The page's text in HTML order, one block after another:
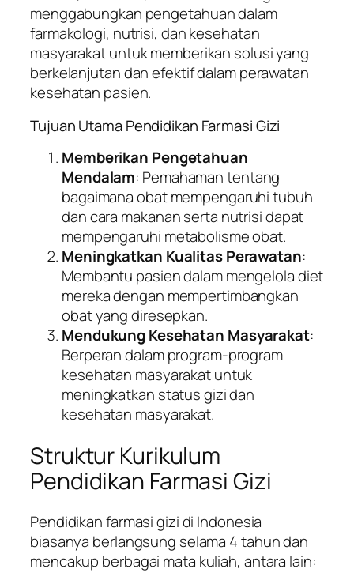
menggabungkan pengetahuan dalam
farmakologi, nutrisi, dan kesehatan
masyarakat untuk memberikan solusi yang
berkelanjutan dan efektif dalam perawatan
kesehatan pasien.
Tujuan Utama Pendidikan Farmasi Gizi
Memberikan Pengetahuan
Mendalam: Pemahaman tentang
bagaimana obat mempengaruhi tubuh
dan cara makanan serta nutrisi dapat
mempengaruhi metabolisme obat.
Meningkatkan Kualitas Perawatan:
Membantu pasien dalam mengelola diet
mereka dengan mempertimbangkan
obat yang diresepkan.
Mendukung Kesehatan Masyarakat:
Berperan dalam program-program
kesehatan masyarakat untuk
meningkatkan status gizi dan
kesehatan masyarakat.
Struktur Kurikulum
Pendidikan Farmasi Gizi
Pendidikan farmasi gizi di Indonesia
biasanya berlangsung selama 4 tahun dan
mencakup berbagai mata kuliah, antara lain: